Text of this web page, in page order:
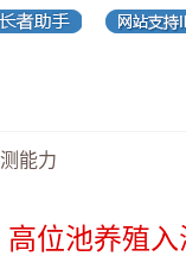
能力
位池养殖